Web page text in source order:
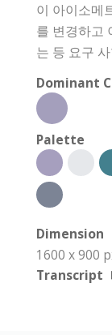
이 아이소메
를 변경하고
는 등 요구
Dominant
Palette
Dimension
1600 x 900
Transcript